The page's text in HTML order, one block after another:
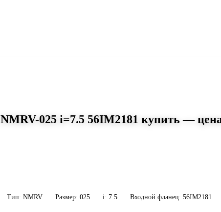
NMRV-025 i=7.5 56IM2181 купить —
Тип: NMRV Размер: 025 i: 7.5 Входной фланец: 56IM2181